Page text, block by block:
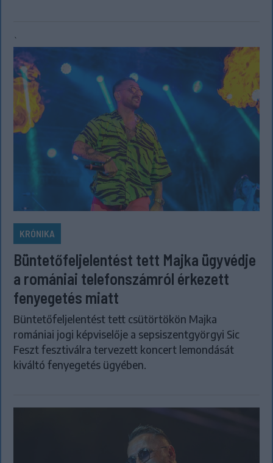
`
KRÓNIKA
Büntetőfeljelentést tett Majka ügyvédje
a romániai telefonszámról érkezett
fenyegetés miatt
Büntetőfeljelentést tett csütörtökön Majka
romániai jogi képviselője a sepsiszentgyörgyi Sic
Feszt fesztiválra tervezett koncert lemondását
kiváltó fenyegetés ügyében.